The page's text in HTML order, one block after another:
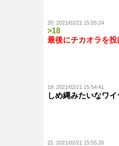
20: 2021/02/21 15:55:24
>18
最後にチカオラを投
19: 2021/02/21 15:54:41
しめ縄みたいなワ
21: 2021/02/21 15:55:26